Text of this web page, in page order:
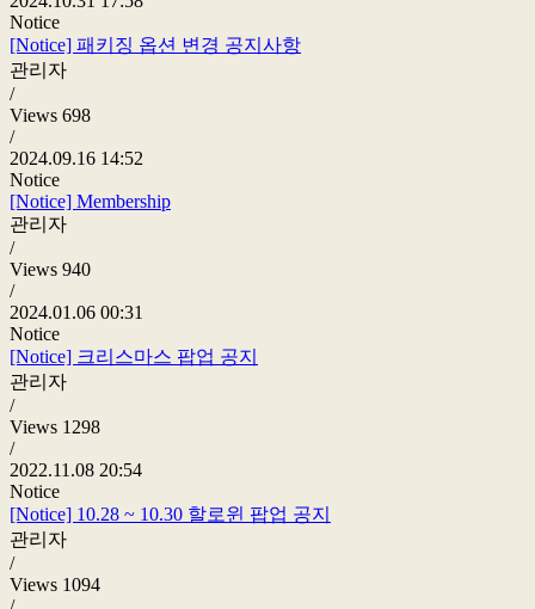
Notice
[Notice] 패키징 옵션 변경 공지사항
관리자
/
Views 698
/
2024.09.16 14:52
Notice
[Notice] Membership
관리자
/
Views 940
/
2024.01.06 00:31
Notice
[Notice] 크리스마스 팝업 공지
관리자
/
Views 1298
/
2022.11.08 20:54
Notice
[Notice] 10.28 ~ 10.30 할로윈 팝업 공지
관리자
/
Views 1094